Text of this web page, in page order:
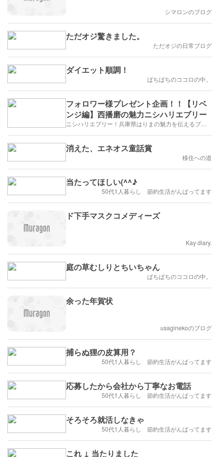
シマロンのブログ
ただオジ驚きました。
ただオジの日常ブログ
ダイエット順調！
ぱちぱちのココロの中。
フォロワー様プレゼント企画！！【リベ
ンジ編】西播磨の魅力ニシハリエブリー
消えた、エネオス童話賞
移住への道
当たってほしい(^^♪
50代1人暮らし 節約生活がんばってます
ド下手マスクコメディーズ
Kay diary.
庭の草むしりとちいちゃん
ぱちぱちのココロの中。
余った年賀状
usaginekoのブログ
捕らぬ狸の皮算用？
50代1人暮らし 節約生活がんばってます
応募したから会社から丁寧なお電話
50代1人暮らし 節約生活がんばってます
そろそろ就活しなきゃ
50代1人暮らし 節約生活がんばってます
これ ↓ 当たりました